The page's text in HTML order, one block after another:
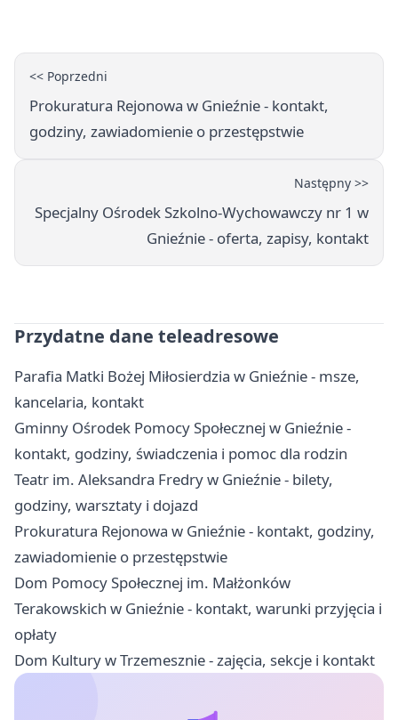
<< Poprzedni
Prokuratura Rejonowa w Gnieźnie - kontakt,
godziny, zawiadomienie o przestępstwie
Następny >>
Specjalny Ośrodek Szkolno-Wychowawczy nr 1 w
Gnieźnie - oferta, zapisy, kontakt
Przydatne dane teleadresowe
Parafia Matki Bożej Miłosierdzia w Gnieźnie - msze,
kancelaria, kontakt
Gminny Ośrodek Pomocy Społecznej w Gnieźnie -
kontakt, godziny, świadczenia i pomoc dla rodzin
Teatr im. Aleksandra Fredry w Gnieźnie - bilety,
godziny, warsztaty i dojazd
Prokuratura Rejonowa w Gnieźnie - kontakt, godziny,
zawiadomienie o przestępstwie
Dom Pomocy Społecznej im. Małżonków
Terakowskich w Gnieźnie - kontakt, warunki przyjęcia i
opłaty
Dom Kultury w Trzemesznie - zajęcia, sekcje i kontakt